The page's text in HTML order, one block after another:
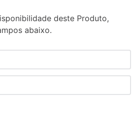
deste Produto,
abaixo.